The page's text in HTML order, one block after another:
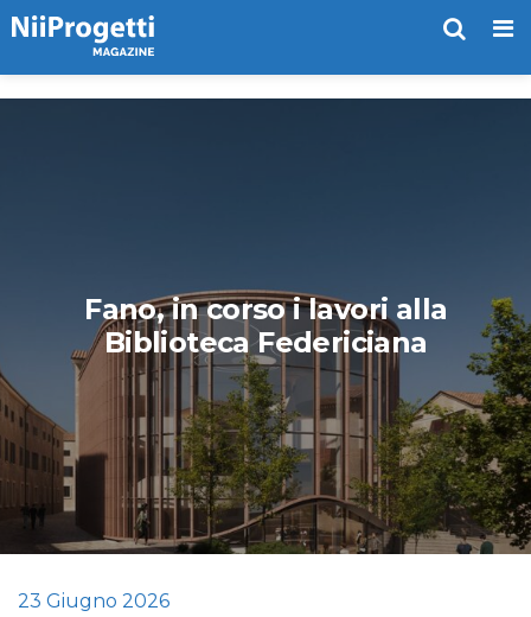
Fano, in corso i lavori alla
Biblioteca Federiciana
23 Giugno 2026